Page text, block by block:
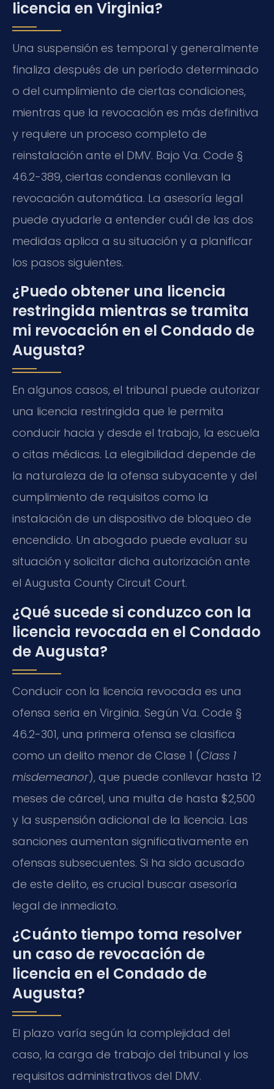
licencia en Virginia?
Una suspensión es temporal y generalmente
finaliza después de un período determinado
o del cumplimiento de ciertas condiciones,
mientras que la revocación es más definitiva
y requiere un proceso completo de
reinstalación ante el DMV. Bajo Va. Code §
46.2-389, ciertas condenas conllevan la
revocación automática. La asesoría legal
puede ayudarle a entender cuál de las dos
medidas aplica a su situación y a planificar
los pasos siguientes.
¿Puedo obtener una licencia
restringida mientras se tramita
mi revocación en el Condado de
Augusta?
En algunos casos, el tribunal puede autorizar
una licencia restringida que le permita
conducir hacia y desde el trabajo, la escuela
o citas médicas. La elegibilidad depende de
la naturaleza de la ofensa subyacente y del
cumplimiento de requisitos como la
instalación de un dispositivo de bloqueo de
encendido. Un abogado puede evaluar su
situación y solicitar dicha autorización ante
el Augusta County Circuit Court.
¿Qué sucede si conduzco con la
licencia revocada en el Condado
de Augusta?
Conducir con la licencia revocada es una
ofensa seria en Virginia. Según Va. Code §
46.2-301, una primera ofensa se clasifica
como un delito menor de Clase 1 (Class 1
misdemeanor), que puede conllevar hasta 12
meses de cárcel, una multa de hasta $2,500
y la suspensión adicional de la licencia. Las
sanciones aumentan significativamente en
ofensas subsecuentes. Si ha sido acusado
de este delito, es crucial buscar asesoría
legal de inmediato.
¿Cuánto tiempo toma resolver
un caso de revocación de
licencia en el Condado de
Augusta?
El plazo varía según la complejidad del
caso, la carga de trabajo del tribunal y los
requisitos administrativos del DMV.